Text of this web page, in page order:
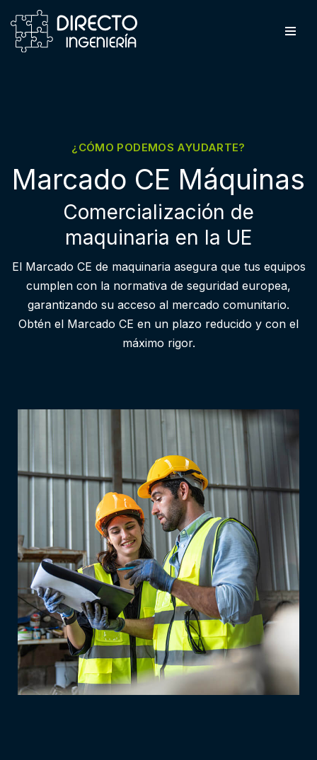
Saltar
¿CÓMO PODEMOS AYUDARTE?
Marcado CE Máquinas
Comercialización de
maquinaria en la UE
El Marcado CE de maquinaria asegura que tus equipos
cumplen con la normativa de seguridad europea,
garantizando su acceso al mercado comunitario.
Obtén el Marcado CE en un plazo reducido y con el
máximo rigor.